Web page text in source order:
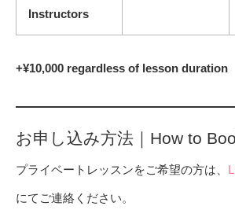
Instructors
+¥10,000 regardless of lesson duration
お申し込み方法｜How to
プライベートレッスンをご希望の方は、
にてご連絡ください。